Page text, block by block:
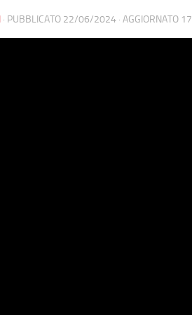
· PUBBLICATO 22/06/2024 · AGGIORNATO